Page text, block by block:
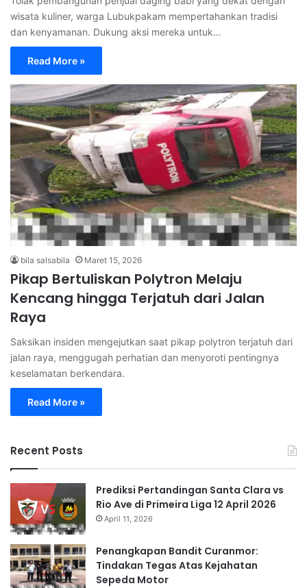
wisata kuliner, warga Lubukpakam mempertahankan tradisi
dan kenyamanan. Dukung aksi mereka untuk…
Read More »
bila salsabila Maret 15, 2026
Pikap Bertuliskan Polytron Melaju
Kencang hingga Terjatuh dari Jalan
Raya
Saksikan insiden mengejutkan saat pikap polytron terjatuh dari
jalan raya, menggugah perhatian dan menyoroti pentingnya
keselamatan berkendara.
Read More »
Recent Posts
Prediksi Pertandingan Santa Clara vs
Rio Ave di Primeira Liga 12 April 2026
April 11, 2026
Penangkapan Bandit Curanmor:
Tindakan Tegas Atas Kejahatan
Sepeda Motor